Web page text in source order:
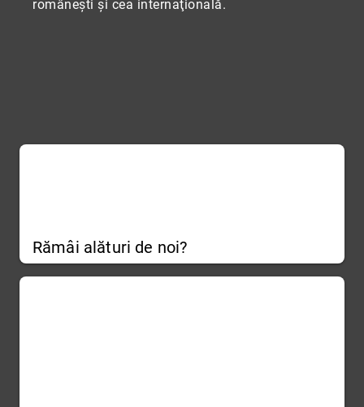
româneşti şi cea internaţională.
Rămâi alături de noi?